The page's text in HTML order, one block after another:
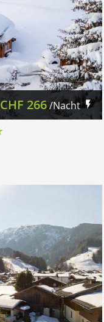
CHF 266/Nacht